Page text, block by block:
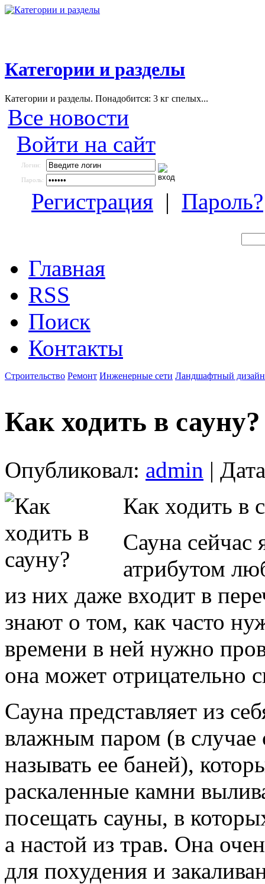
Категории и разделы
Категории и разделы. Понадобится: 3 кг спелых...
Все новости
Войти на сайт
Логин:
Пароль:
Регистрация | Пароль?
Главная
RSS
Поиск
Контакты
Строительство Ремонт Инженерные сети Ландшафтный дизайн
Как ходить в сауну?
Опубликовал: admin |
Как ходить в
Сауна сейчас
атрибутом
из них даже входит в
знают о том, как часто
времени в ней нужно
она может отрицательно
Сауна представляет из
влажным паром (в случае
называть ее баней),
раскаленные камни
посещать сауны, в
а настой из трав. Она
для похудения и